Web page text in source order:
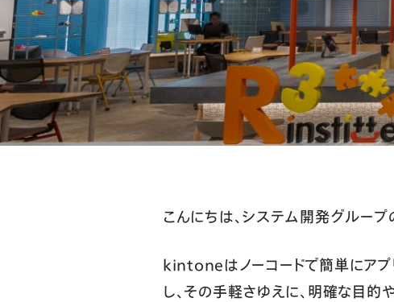
こんにちは、システム開発グループ
kintoneはノーコードで簡単にアプ
し、その手軽さゆえに、明確な目